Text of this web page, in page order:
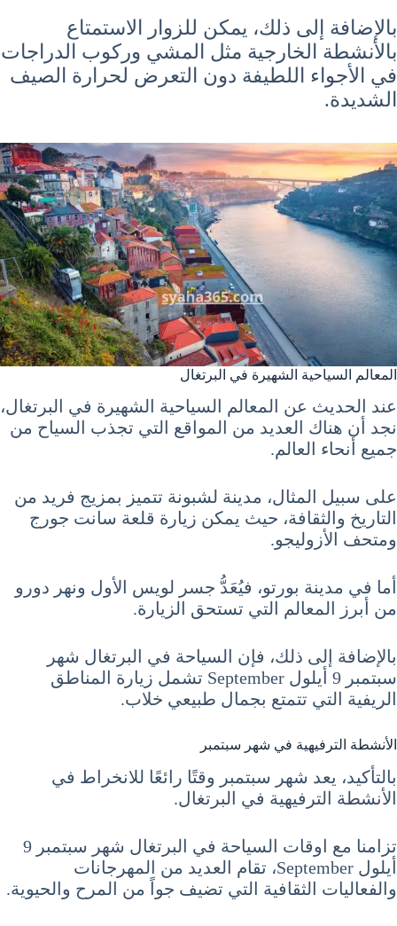
بالإضافة إلى ذلك، يمكن للزوار الاستمتاع
بالأنشطة الخارجية مثل المشي وركوب الدراجات
في الأجواء اللطيفة دون التعرض لحرارة الصيف
الشديدة.
المعالم السياحية الشهيرة في البرتغال
عند الحديث عن المعالم السياحية الشهيرة في البرتغال،
نجد أن هناك العديد من المواقع التي تجذب السياح من
جميع أنحاء العالم.
على سبيل المثال، مدينة لشبونة تتميز بمزيج فريد من
التاريخ والثقافة، حيث يمكن زيارة قلعة سانت جورج
ومتحف الأزوليجو.
أما في مدينة بورتو، فيُعَدُّ جسر لويس الأول ونهر دورو
من أبرز المعالم التي تستحق الزيارة.
بالإضافة إلى ذلك، فإن السياحة في البرتغال شهر
سبتمبر 9 أيلول September تشمل زيارة المناطق
الريفية التي تتمتع بجمال طبيعي خلاب.
الأنشطة الترفيهية في شهر سبتمبر
بالتأكيد، يعد شهر سبتمبر وقتًا رائعًا للانخراط في
الأنشطة الترفيهية في البرتغال.
تزامنا مع اوقات السياحة في البرتغال شهر سبتمبر 9
أيلول September، تقام العديد من المهرجانات
والفعاليات الثقافية التي تضيف جواً من المرح والحيوية.